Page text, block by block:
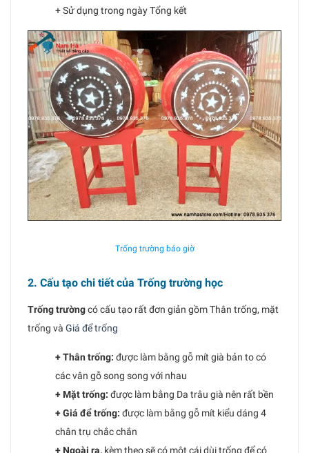
+ Sử dụng trong ngày Tổng kết
Trống trường báo giờ
2. Cấu tạo chi tiết của Trống trường học
Trống trườngcó cấu tạo rất đơn giản gồm Thân trống, mặt
trống và Giá để trống
+ Thân trống: được làm bằng gỗ mít già bản to có
các vân gỗ song song với nhau
+ Mặt trống: được làm bằng Da trâu già nên rất bền
+ Giá để trống: được làm bằng gỗ mít kiểu dáng 4
chân trụ chắc chắn
+ Ngoài ra, kèm theo sẽ có một cái dùi trống để có